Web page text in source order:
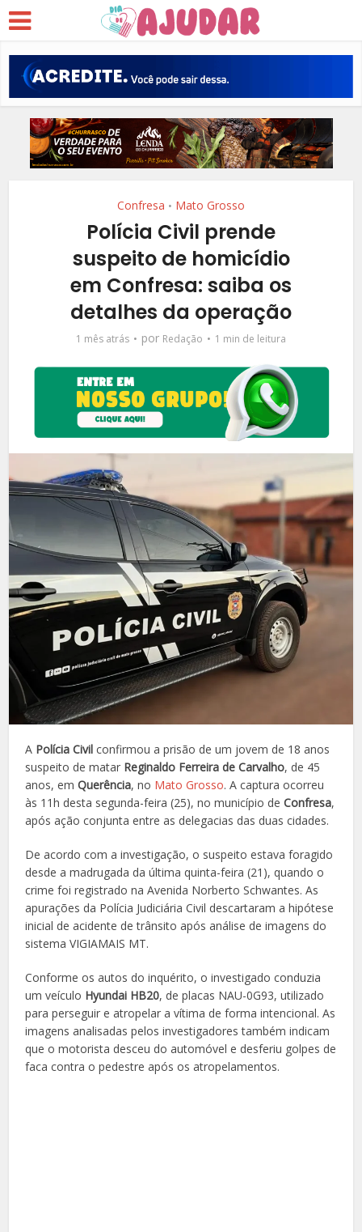
Confresa • Mato Grosso
Polícia Civil prende
suspeito de homicídio
em Confresa: saiba os
detalhes da operação
1 mês atrás por Redação 1 min de leitura
A Polícia Civil confirmou a prisão de um jovem de 18 anos
suspeito de matar Reginaldo Ferreira de Carvalho, de 45
anos, emQuerência, no Mato Grosso. A captura ocorreu
às 11h desta segunda-feira (25), no município deConfresa,
após ação conjunta entre as delegacias das duas cidades.
De acordo com a investigação, o suspeito estava foragido
desde a madrugada da última quinta-feira (21), quando o
crime foi registrado na Avenida Norberto Schwantes. As
apurações da Polícia Judiciária Civil descartaram a hipótese
inicial de acidente de trânsito após análise de imagens do
sistema VIGIAMAIS MT.
Conforme os autos do inquérito, o investigado conduzia
um veículo Hyundai HB20, de placas NAU-0G93, utilizado
para perseguir e atropelar a vítima de forma intencional. As
imagens analisadas pelos investigadores também indicam
que o motorista desceu do automóvel e desferiu golpes de
faca contra o pedestre após os atropelamentos.